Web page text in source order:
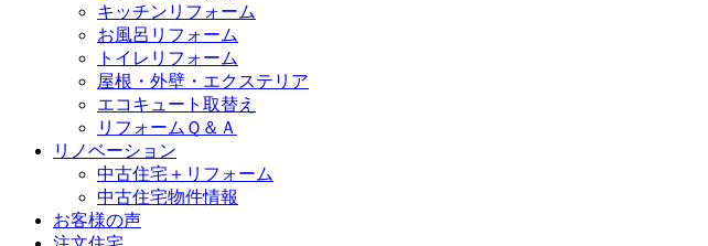
キッチンリフォーム
お風呂リフォーム
トイレリフォーム
屋根・外壁・エクステリア
エコキュート取替え
リフォームＱ＆Ａ
リノベーション
中古住宅＋リフォーム
中古住宅物件情報
お客様の声